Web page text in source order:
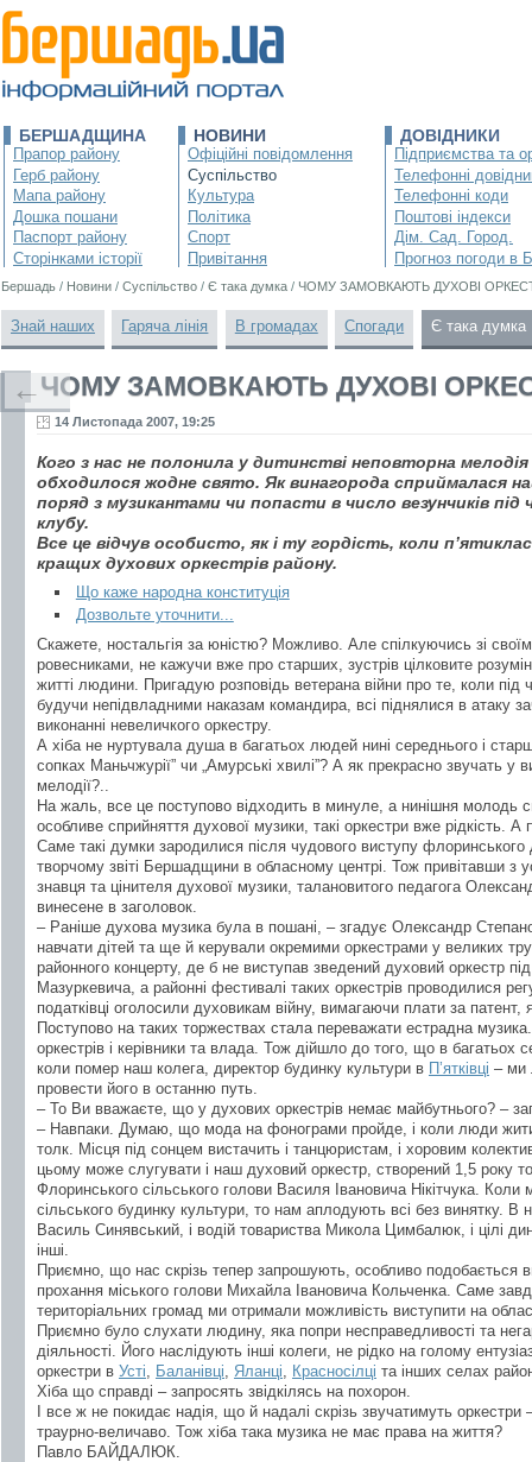
БЕРШАДЩИНА
Прапор району
Герб району
Мапа району
Дошка пошани
Паспорт району
Сторінками історії
НОВИНИ
Офіційні повідомлення
Суспільство
Культура
Політика
Спорт
Привітання
ДОВІДНИКИ
Підприємства та
Телефонні
Телефонні коди
Поштові індекси
Дім. Сад. Город.
Прогноз погоди в
Бершадь / Новини / Суспільство / Є така думка / ЧОМУ ЗАМОВКАЮТЬ ДУХОВІ
Знай наших Гаряча лінія В громадах Спогади Є така думка
ЧОМУ ЗАМОВКАЮТЬ ДУХОВІ
14 Листопада 2007, 19:25
Кого з нас не полонила у дитинстві неповторна
обходилося жодне свято. Як винагорода сприймалася
поряд з музикантами чи попасти в число везунчиків під
клубу.
Все це відчув особисто, як і ту гордість, коли
кращих духових оркестрів району.
Що каже народна конституція
Дозвольте уточнити...
Скажете, ностальгія за юністю? Можливо. Але спілкуючись зі
ровесниками, не кажучи вже про старших, зустрів цілковите
житті людини. Пригадую розповідь ветерана війни про те, коли
будучи непідвладними наказам командира, всі піднялися в атаку
виконанні невеличкого оркестру.
А хіба не нуртувала душа в багатьох людей нині середнього і
сопках Маньчжурії” чи „Амурські хвилі”? А як прекрасно звучать у
мелодії?..
На жаль, все це поступово відходить в минуле, а нинішня молодь
особливе сприйняття духової музики, такі оркестри вже рідкість.
Саме такі думки зародилися після чудового виступу
творчому звіті Бершадщини в обласному центрі. Тож привітавши з
знавця та цінителя духової музики, талановитого педагога
винесене в заголовок.
– Раніше духова музика була в пошані, – згадує Олександр
навчати дітей та ще й керували окремими оркестрами у великих
районного концерту, де б не виступав зведений духовий оркестр
Мазуркевича, а районні фестивалі таких оркестрів проводилися
податківці оголосили духовикам війну, вимагаючи плати за
Поступово на таких торжествах стала переважати естрадна
оркестрів і керівники та влада. Тож дійшло до того, що в
коли помер наш колега, директор будинку культури в П’ятківці – ми
провести його в останню путь.
– То Ви вважаєте, що у духових оркестрів немає майбутнього? –
– Навпаки. Думаю, що мода на фонограми пройде, і коли люди
толк. Місця під сонцем вистачить і танцюристам, і хоровим
цьому може слугувати і наш духовий оркестр, створений 1,5 року
Флоринського сільського голови Василя Івановича Нікітчука.
сільського будинку культури, то нам аплодують всі без винятку. В
Василь Синявський, і водій товариства Микола Цимбалюк, і цілі
інші.
Приємно, що нас скрізь тепер запрошують, особливо подобається
прохання міського голови Михайла Івановича Кольченка. Саме
територіальних громад ми отримали можливість виступити на
Приємно було слухати людину, яка попри несправедливості та
діяльності. Його наслідують інші колеги, не рідко на голому
оркестри в Усті Баланівці Яланці Красносілці та інших селах
Хіба що справді – запросять звідкілясь на похорон.
І все ж не покидає надія, що й надалі скрізь звучатимуть
траурно-величаво. Тож хіба така музика не має права на життя?
Павло БАЙДАЛЮК.
←